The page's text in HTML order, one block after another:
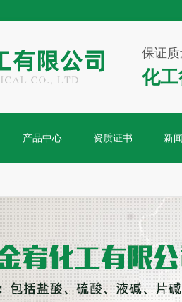
保证
化
产品中心 资质证书 新